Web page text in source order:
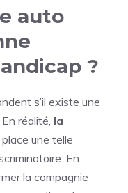
auto
?
s’il existe une
réalité, la
place une telle
En
la compagnie